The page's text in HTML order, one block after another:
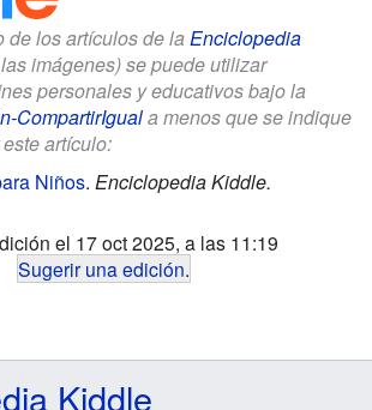
de los artículos de la Enciclopedia
imágenes) se puede utilizar
personales y educativos bajo la
CompartirIguala menos que se indique
artículo:
Niños. Enciclopedia Kiddle.
el 17 oct 2025, a las 11:19
Sugerir una edición.
Kiddle